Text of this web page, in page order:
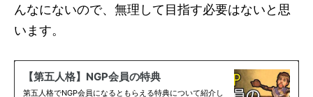
んなにないので、無理して目指す必要はないと思
います。